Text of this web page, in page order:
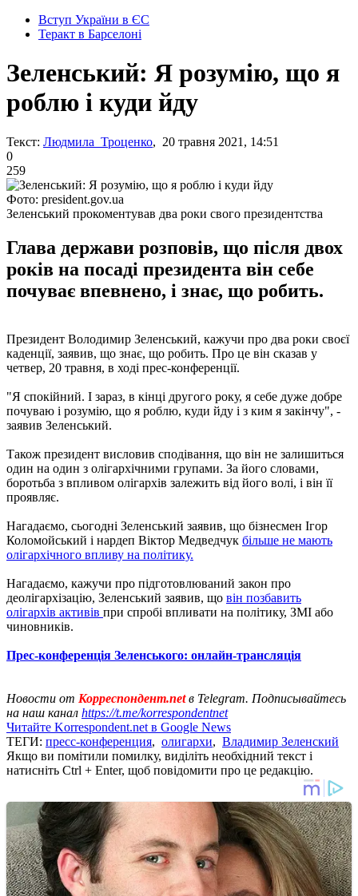
Вступ України в ЄС
Теракт в Барселоні
Зеленський: Я розумію, що я
роблю і куди йду
Текст: Людмила Троценко, 20 травня 2021, 14:51
0
259
Фото: president.gov.ua
Зеленський прокоментував два роки свого президентства
Глава держави розповів, що після двох
років на посаді президента він себе
почуває впевнено, і знає, що робить.
Президент Володимир Зеленський, кажучи про два роки своєї
каденції, заявив, що знає, що робить. Про це він сказав у
четвер, 20 травня, в ході прес-конференції.
"Я спокійний. І зараз, в кінці другого року, я себе дуже добре
почуваю і розумію, що я роблю, куди йду і з ким я закінчу", -
заявив Зеленський.
Також президент висловив сподівання, що він не залишиться
один на один з олігархічними групами. За його словами,
боротьба з впливом олігархів залежить від його волі, і він її
проявляє.
Нагадаємо, сьогодні Зеленський заявив, що бізнесмен Ігор
Коломойський і нардеп Віктор Медведчук більше не мають
олігархічного впливу на політику.
Нагадаємо, кажучи про підготовлюваний закон про
деолігархізацію, Зеленський заявив, що він позбавить
олігархів активів при спробі впливати на політику, ЗМІ або
чиновників.
Прес-конференція Зеленського: онлайн-трансляція
Новости от Корреспондент.netв Telegram. Подписывайтесь
на наш канал https://t.me/korrespondentnet
Читайте Korrespondent.net в Google News
ТЕГИ: пресс-конференция, олигархи, Владимир Зеленский
Якщо ви помітили помилку, виділіть необхідний текст і
натисніть Ctrl + Enter, щоб повідомити про це редакцію.